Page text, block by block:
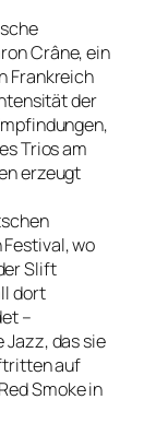
Crâne, ein
Frankreich
der
Trios am
erzeugt
wo
Slift
dort
–
Jazz, das sie
auf
Smoke in